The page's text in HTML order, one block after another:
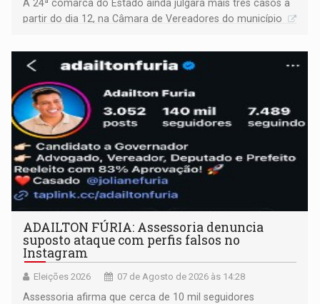
A 24ª comarca do Estado ainda julgará mais três casos a
partir do dia 12, na Câmara de Vereadores do município
ADAILTON FÚRIA: Assessoria denuncia
suposto ataque com perfis falsos no
Instagram
Eleições 2026 07 de Agosto de 2026 às 14:28
Assessoria afirma que cerca de 10 mil seguidores